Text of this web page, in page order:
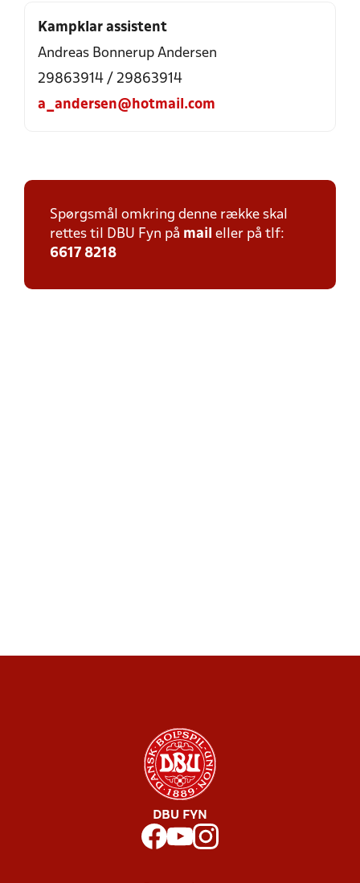
Kampklar assistent
Andreas Bonnerup Andersen
29863914 / 29863914
a_andersen@hotmail.com
Spørgsmål omkring denne række skal
rettes til DBU Fyn på mail eller på tlf:
6617 8218
DBU FYN